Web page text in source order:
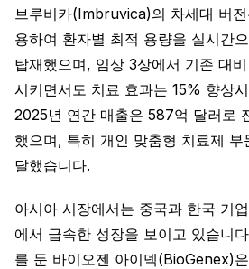
브루비카(Imbruvica)의 차세대 버
용하여 환자별 최적 용량을 실시간
탑재했으며, 임상 3상에서 기존 대
시키면서도 치료 효과는 15% 향상
2025년 연간 매출은 587억 달러로
했으며, 특히 개인 맞춤형 치료제
달했습니다.
아시아 시장에서는 중국과 한국 기
에서 급속한 성장을 보이고 있습니
를 둔 바이오젠 아이덱(BioGenex)